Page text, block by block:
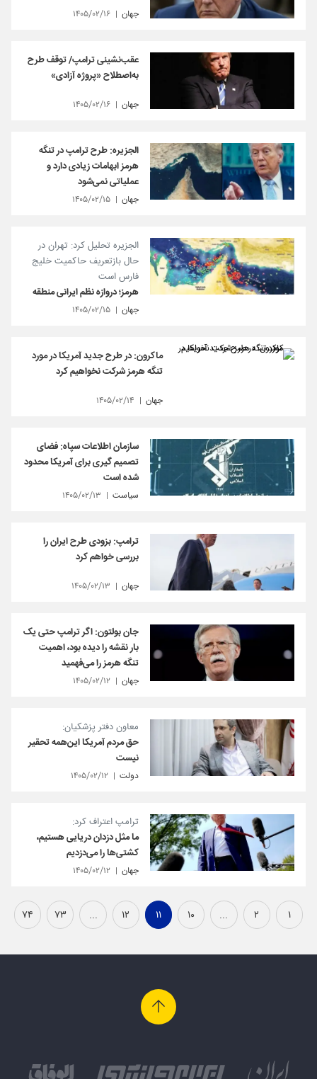
جهان ۱۴۰۵/۰۲/۱۶
عقب‌نشینی ترامپ/ توقف طرح
به‌اصطلاح «پروژه آزادی»
جهان ۱۴۰۵/۰۲/۱۶
الجزیره: طرح ترامپ در تنگه
هرمز ابهامات زیادی دارد و
عملیاتی نمی‌شود
جهان ۱۴۰۵/۰۲/۱۵
الجزیره تحلیل کرد: تهران در
حال بازتعریف حاکمیت خلیج
فارس است
هرمز؛ دروازه نظم ایرانی منطقه
جهان ۱۴۰۵/۰۲/۱۵
ماکرون: در طرح جدید آمریکا در مورد
تنگه هرمز شرکت نخواهیم کرد
جهان ۱۴۰۵/۰۲/۱۴
سازمان اطلاعات سپاه: فضای
تصمیم گیری برای آمریکا محدود
شده است
سیاست ۱۴۰۵/۰۲/۱۳
ترامپ: بزودی طرح ایران را
بررسی خواهم کرد
جهان ۱۴۰۵/۰۲/۱۳
جان بولتون: اگر ترامپ حتی یک
بار نقشه را دیده بود، اهمیت
تنگه هرمز را می‌فهمید
جهان ۱۴۰۵/۰۲/۱۲
معاون دفتر پزشکیان:
حق مردم آمریکا این‌همه تحقیر
نیست
دولت ۱۴۰۵/۰۲/۱۲
ترامپ اعتراف کرد:
ما مثل دزدان دریایی هستیم،
کشتی‌ها را می‌دزدیم
جهان ۱۴۰۵/۰۲/۱۲
۱ ۲ ... ۱۰ ۱۱ ۱۲ ... ۷۳ ۷۴